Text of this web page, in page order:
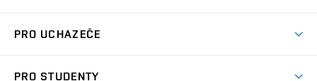
Koleje
PRO UCHAZEČE
PRO STUDENTY